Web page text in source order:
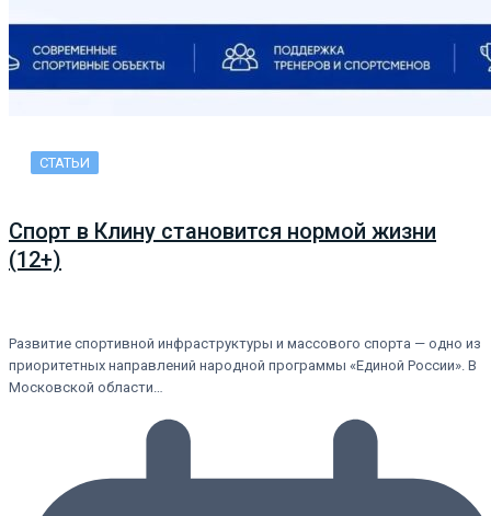
СТАТЬИ
Спорт в Клину становится нормой жизни
(12+)
Развитие спортивной инфраструктуры и массового спорта — одно из
приоритетных направлений народной программы «Единой России». В
Московской области…